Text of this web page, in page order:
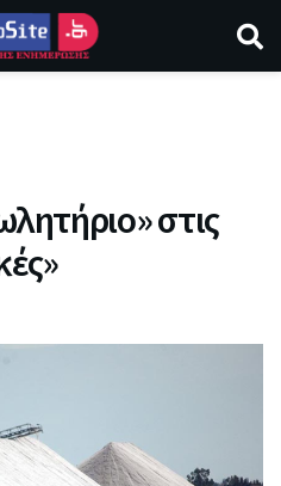
στις